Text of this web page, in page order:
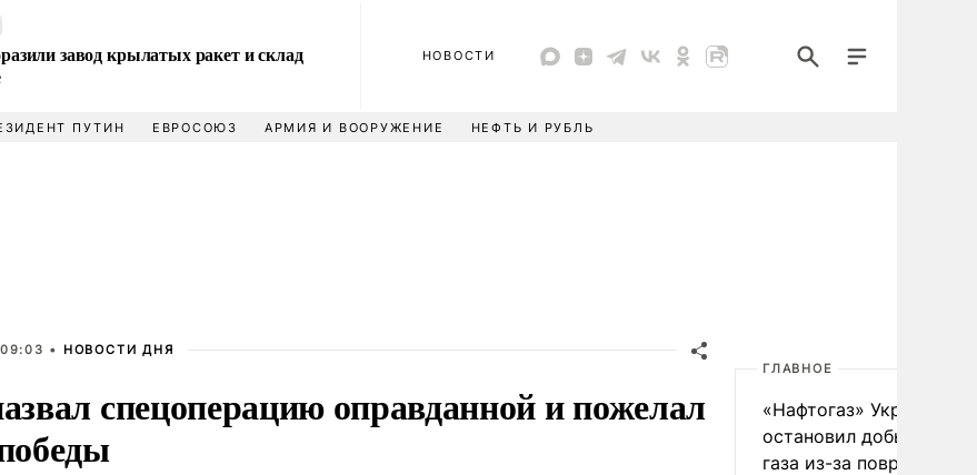
завод крылатых ракет и склад
НОВОСТИ
ПУТИН ЕВРОСОЮЗ АРМИЯ И ВООРУЖЕНИЕ НЕФТЬ И РУБЛЬ
• НОВОСТИ ДНЯ
спецоперацию оправданной и пожелал
ГЛАВНОЕ
«Нафтогаз» Украины
остановил добычу
газа из-за повреждения